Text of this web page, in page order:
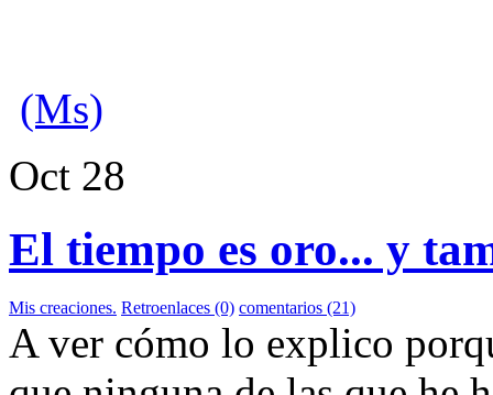
(Ms)
Oct 28
El tiempo es oro... y
Mis creaciones. Retroenlaces (0) comentarios (21)
A ver cómo lo explico